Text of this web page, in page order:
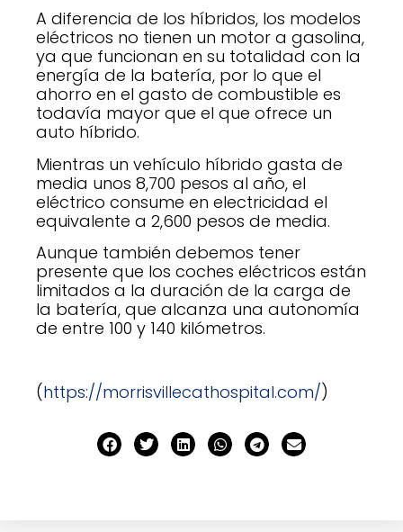
A diferencia de los híbridos, los modelos
eléctricos no tienen un motor a gasolina,
ya que funcionan en su totalidad con la
energía de la batería, por lo que el
ahorro en el gasto de combustible es
todavía mayor que el que ofrece un
auto híbrido.
Mientras un vehículo híbrido gasta de
media unos 8,700 pesos al año, el
eléctrico consume en electricidad el
equivalente a 2,600 pesos de media.
Aunque también debemos tener
presente que los coches eléctricos están
limitados a la duración de la carga de
la batería, que alcanza una autonomía
de entre 100 y 140 kilómetros.
(https://morrisvillecathospital.com/)